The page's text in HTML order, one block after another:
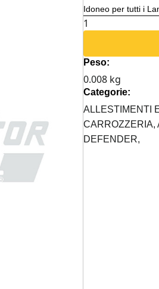
Idoneo per tutti i
DADO
ROVER
M8
quantità
Peso:
0.008 kg
Categorie:
ALLESTIMENTI
CARROZZERIA,
DEFENDER,